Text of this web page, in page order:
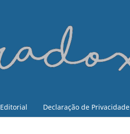
Declaração de Privacidade